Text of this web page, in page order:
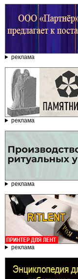
реклама
реклама
реклама
реклама